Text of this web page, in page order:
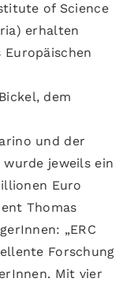
of Science
erhalten
dem
und der
jeweils ein
Euro
Thomas
„ERC
Forschung
Mit vier